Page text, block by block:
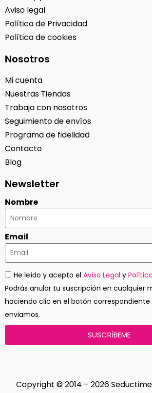
Aviso legal
Política de Privacidad
Política de cookies
Nosotros
Mi cuenta
Nuestras Tiendas
Trabaja con nosotros
Seguimiento de envíos
Programa de fidelidad
Contacto
Blog
Newsletter
Nombre
Email
He leído y acepto el Aviso Legal y
Podrás anular tu suscripción en cualquier
haciendo clic en el botón correspondiente
enviamos.
SUSCRÍBEME
Copyright © 2014 – 2026 Seductime